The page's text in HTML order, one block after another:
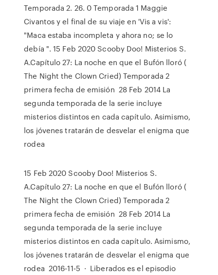
Temporada 2. 26. 0 Temporada 1 Maggie
Civantos y el final de su viaje en 'Vis a vis':
"Maca estaba incompleta y ahora no; se lo
debía ". 15 Feb 2020 Scooby Doo! Misterios S.
A.Capítulo 27: La noche en que el Bufón lloró (
The Night the Clown Cried) Temporada 2
primera fecha de emisión 28 Feb 2014 La
segunda temporada de la serie incluye
misterios distintos en cada capítulo. Asimismo,
los jóvenes tratarán de desvelar el enigma que
rodea
15 Feb 2020 Scooby Doo! Misterios S.
A.Capítulo 27: La noche en que el Bufón lloró (
The Night the Clown Cried) Temporada 2
primera fecha de emisión 28 Feb 2014 La
segunda temporada de la serie incluye
misterios distintos en cada capítulo. Asimismo,
los jóvenes tratarán de desvelar el enigma que
rodea 2016-11-5 · Liberados es el episodio